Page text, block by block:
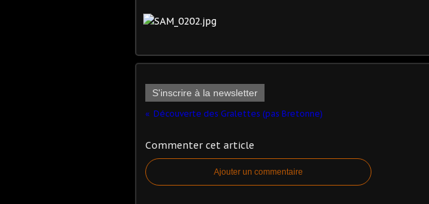
S'inscrire à la newsletter
Découverte des Gralettes (pas Bretonne)
Commenter cet article
Ajouter un commentaire